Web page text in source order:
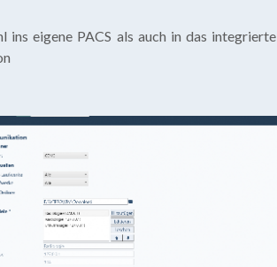
ins eigene PACS als auch in das integrierte